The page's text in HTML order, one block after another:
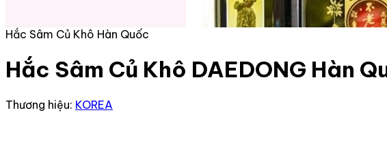
Hắc Sâm Củ Khô Hàn Quốc
Hắc Sâm Củ Khô DAEDONG Hàn
Thương hiệu: KOREA